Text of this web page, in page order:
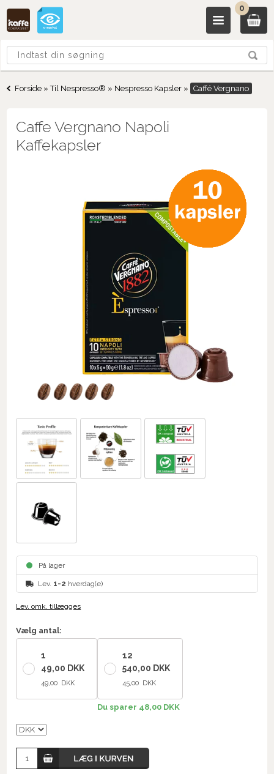
0
Forside »Til Nespresso® » Nespresso Kapsler » Caffé Vergnano
Caffe Vergnano Napoli
Kaffekapsler
På lager
Lev. 1-2 hverdag(e)
Lev. omk. tillægges
Vælg antal:
1
49,00 DKK
49,00 DKK
12
540,00 DKK
45,00 DKK
Du sparer 48,00 DKK